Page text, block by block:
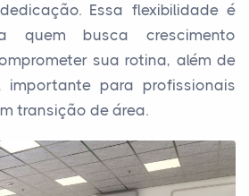
Essa flexibilidade é
quem busca crescimento
sua rotina, além de
importante para profissionais
transição de área.